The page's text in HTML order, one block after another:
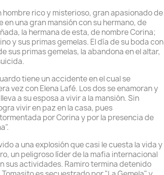
hombre rico y misterioso, gran apasionado de
en una gran mansión con su hermano, de
la hermana de esta, de nombre Corina;
y sus primas gemelas. El día de su boda con
sus primas gemelas, la abandona en el altar,
tiene un accidente en el cual se
vez con Elena Lafé. Los dos se enamoran y
a su esposa a vivir a la mansión. Sin
vivir en paz en la casa, pues
por Corina y por la presencia de
a una explosión que casi le cuesta la vida y
un peligroso líder de la mafia internacional
sus actividades. Ramiro termina detenido